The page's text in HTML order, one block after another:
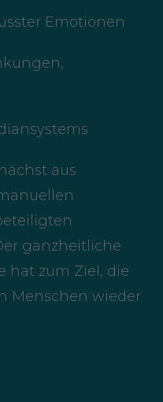
Emotionen
aus
ganzheitliche
hat zum Ziel, die
Menschen wieder